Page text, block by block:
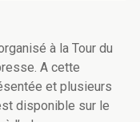
à la Tour du
A cette
et plusieurs
disponible sur le